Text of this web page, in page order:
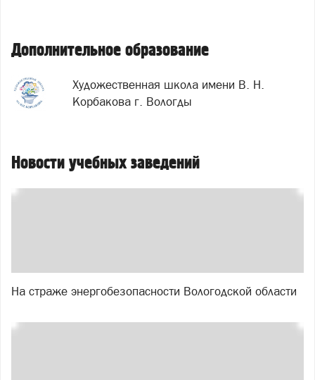
Дополнительное образование
Художественная школа имени В. Н.
Корбакова г. Вологды
Новости учебных заведений
На страже энергобезопасности Вологодской области